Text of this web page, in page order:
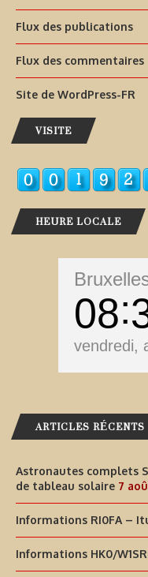
Flux des publications
Flux des commentaires
Site de WordPress-FR
VISITE
HEURE LOCALE
08
vendredi,
ARTICLES RÉCENTS
Astronautes complets
de tableau solaire 7
Informations RI0FA –
Informations HK0/